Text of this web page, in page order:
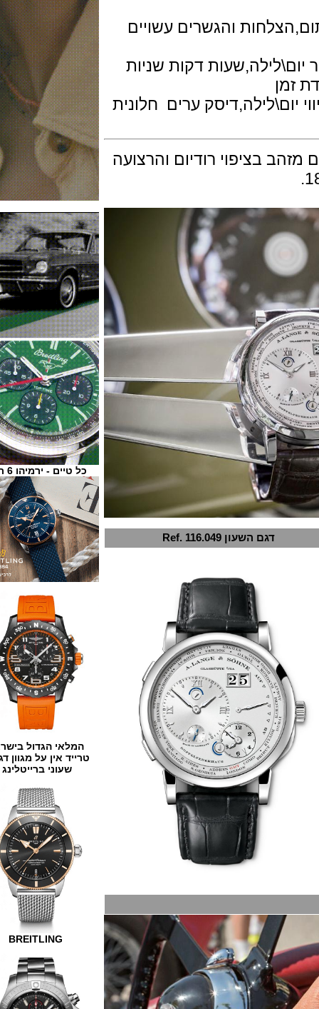
והגשרים עשויים
דקות שניות
ערים חלונית
בציפוי רודיום והרצועה
דגם השעון Ref. 116.049
כל טיים - ירמיהו 6 ת"א
המלאי הגדול בישראל
טרייד אין על מגוון דגמים
שעוני ברייטלינג
BREITLING